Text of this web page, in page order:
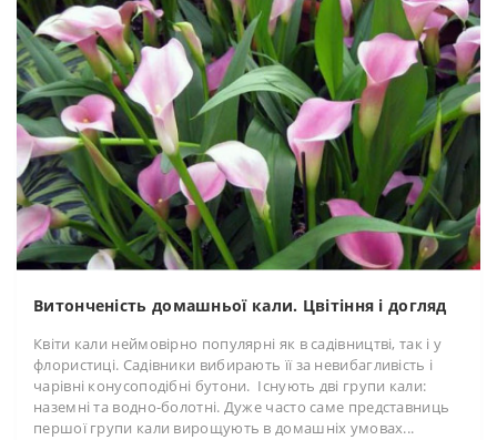
Витонченість домашньої кали. Цвітіння і догляд
Квіти кали неймовірно популярні як в садівництві, так і у
флористиці. Садівники вибирають її за невибагливість і
чарівні конусоподібні бутони. Існують дві групи кали:
наземні та водно-болотні. Дуже часто саме представниць
першої групи кали вирощують в домашніх умовах...